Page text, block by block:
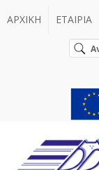
ΑΡΧΙΚΗ ΕΤΑΙΡΙΑ